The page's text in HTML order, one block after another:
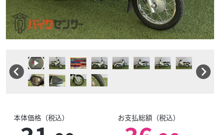
本体価格（税込） お支払総額（税込）